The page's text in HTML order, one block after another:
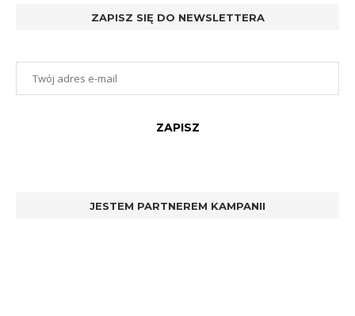
ZAPISZ SIĘ DO NEWSLETTERA
JESTEM PARTNEREM KAMPANII